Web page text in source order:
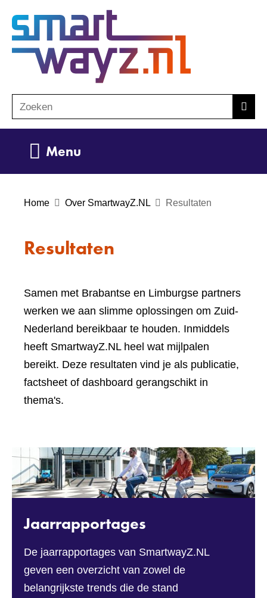
de
inhoud
o
e
Zoeken
Menu
Home Over SmartwayZ.NL Resultaten
Resultaten
Samen met Brabantse en Limburgse partners
werken we aan slimme oplossingen om Zuid-
Nederland bereikbaar te houden. Inmiddels
heeft SmartwayZ.NL heel wat mijlpalen
bereikt. Deze resultaten vind je als publicatie,
factsheet of dashboard gerangschikt in
thema's.
Jaarrapportages
De jaarrapportages van SmartwayZ.NL
geven een overzicht van zowel de
belangrijkste trends die de stand